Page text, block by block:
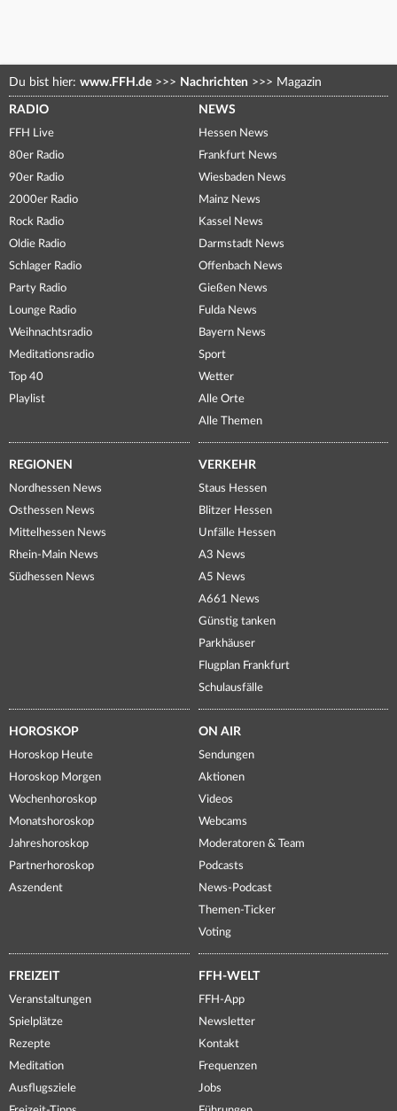
Du bist hier: www.FFH.de >>> Nachrichten >>> Magazin
RADIO
FFH Live
80er Radio
90er Radio
2000er Radio
Rock Radio
Oldie Radio
Schlager Radio
Party Radio
Lounge Radio
Weihnachtsradio
Meditationsradio
Top 40
Playlist
NEWS
Hessen News
Frankfurt News
Wiesbaden News
Mainz News
Kassel News
Darmstadt News
Offenbach News
Gießen News
Fulda News
Bayern News
Sport
Wetter
Alle Orte
Alle Themen
REGIONEN
Nordhessen News
Osthessen News
Mittelhessen News
Rhein-Main News
Südhessen News
VERKEHR
Staus Hessen
Blitzer Hessen
Unfälle Hessen
A3 News
A5 News
A661 News
Günstig tanken
Parkhäuser
Flugplan Frankfurt
Schulausfälle
HOROSKOP
Horoskop Heute
Horoskop Morgen
Wochenhoroskop
Monatshoroskop
Jahreshoroskop
Partnerhoroskop
Aszendent
ON AIR
Sendungen
Aktionen
Videos
Webcams
Moderatoren & Team
Podcasts
News-Podcast
Themen-Ticker
Voting
FREIZEIT
Veranstaltungen
Spielplätze
Rezepte
Meditation
Ausflugsziele
FFH-WELT
FFH-App
Newsletter
Kontakt
Frequenzen
Jobs